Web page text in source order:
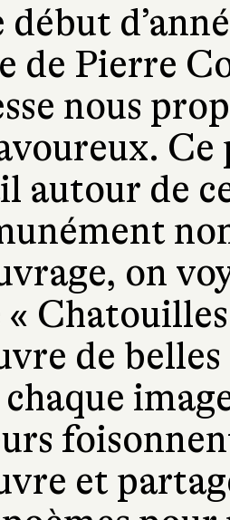
début
de Pierre
nous
Ce
autour de
on
de
et